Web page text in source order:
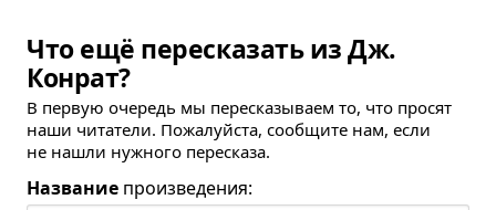
Что ещё пересказать из Дж.
Конрат?
В первую очередь мы пересказываем то, что просят
наши читатели. Пожалуйста, сообщите нам, если
не нашли нужного пересказа.
Название произведения: